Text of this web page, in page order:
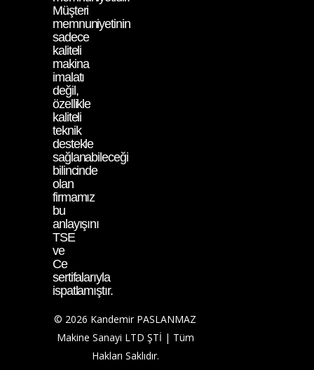
Müşteri
memnuniyetinin
sadece
kaliteli
makina
imalatı
değil,
özellikle
kaliteli
teknik
destekle
sağlanabileceği
bilincinde
olan
firmamız
bu
anlayışını
TSE
ve
Ce
sertifalarıyla
ispatlamıştır.
© 2026 Kandemir PASLANMAZ
Makine Sanayi LTD ŞTİ | Tüm
Hakları Saklıdır.